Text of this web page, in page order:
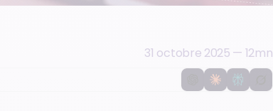
31 octobre 2025 — 12mn